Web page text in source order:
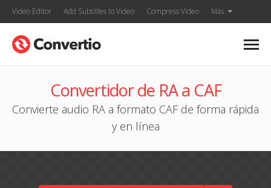
Video Editor Add Subtitles to Video Compress Video Más
Convertidor de RA a CAF
Convierte audio RA a formato CAF de forma rápida
y en línea